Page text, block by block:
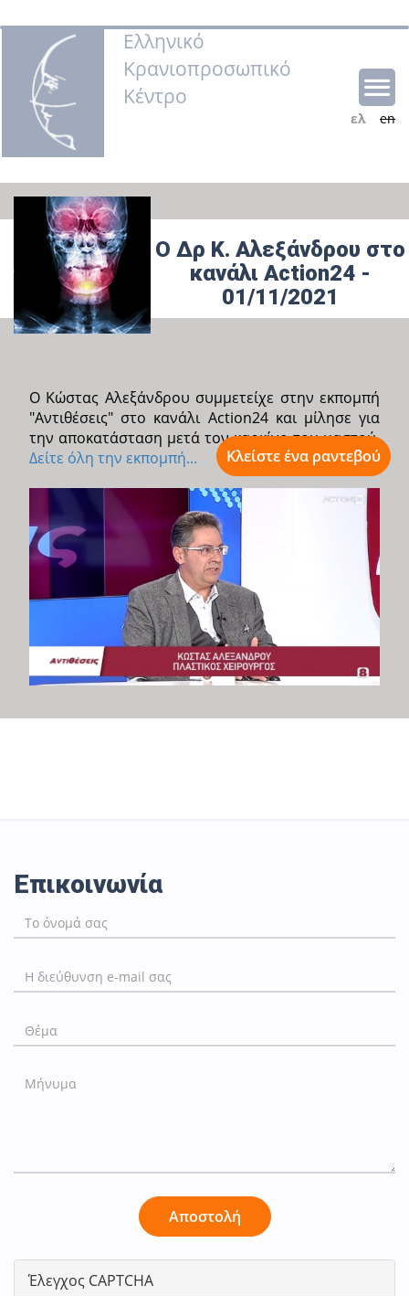
Ελληνικό
Κρανιοπροσωπικό
Κέντρο
en
ελ
Ο Δρ Κ. Αλεξάνδρου στο
κανάλι Action24 -
01/11/2021
Ο Κώστας Αλεξάνδρου συμμετείχε στην εκπομπή
"Αντιθέσεις" στο κανάλι Action24 και μίλησε για
την αποκατάσταση μετά τον καρκίνο του μαστού.
Δείτε όλη την εκπομπή...
Επικοινωνία
Αποστολή
Έλεγχος CAPTCHA
Κλείστε ένα ραντεβού